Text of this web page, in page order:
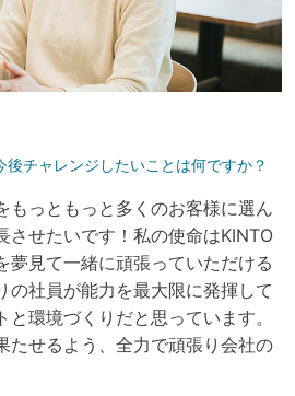
後チャレンジしたいことは何ですか？
もっともっと多くのお客様に選ん
させたいです！私の使命はKINTO
夢見て一緒に頑張っていただける
の社員が能力を最大限に発揮して
環境づくりだと思っています。
たせるよう、全力で頑張り会社の